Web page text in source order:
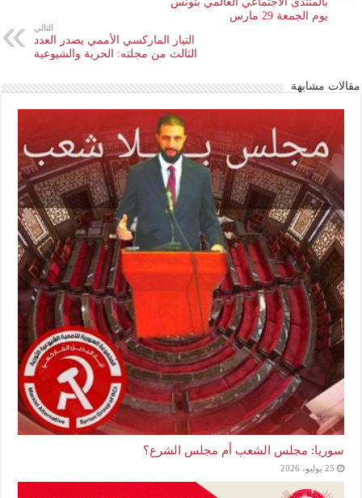
يوم الجمعة 29 مارس
التالي
التيار الماركسي الأممي يصدر العدد
الثالث من مجلته: الحرية والشيوعية
مقالات مشابهة
سوريا: مجلس الشعب أم مجلس الشرع؟
25 يوليو، 2026